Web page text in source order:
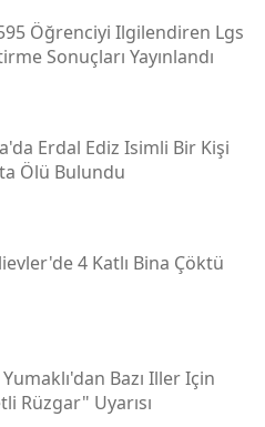
Öğrenciyi Ilgilendiren Lgs
Sonuçları Yayınlandı
Erdal Ediz Isimli Bir Kişi
Ölü Bulundu
4 Katlı Bina Çöktü
Bazı Iller Için
Rüzgar" Uyarısı